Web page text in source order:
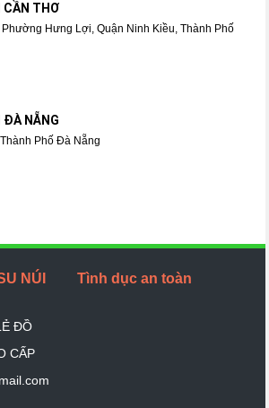
CẦN THƠ
Phường Hưng Lợi, Quận Ninh Kiều, Thành Phố
ĐÀ NẴNG
Phố Đà Nẵng
NÚI
ĐỒ
CẤP
Tình dục an toàn